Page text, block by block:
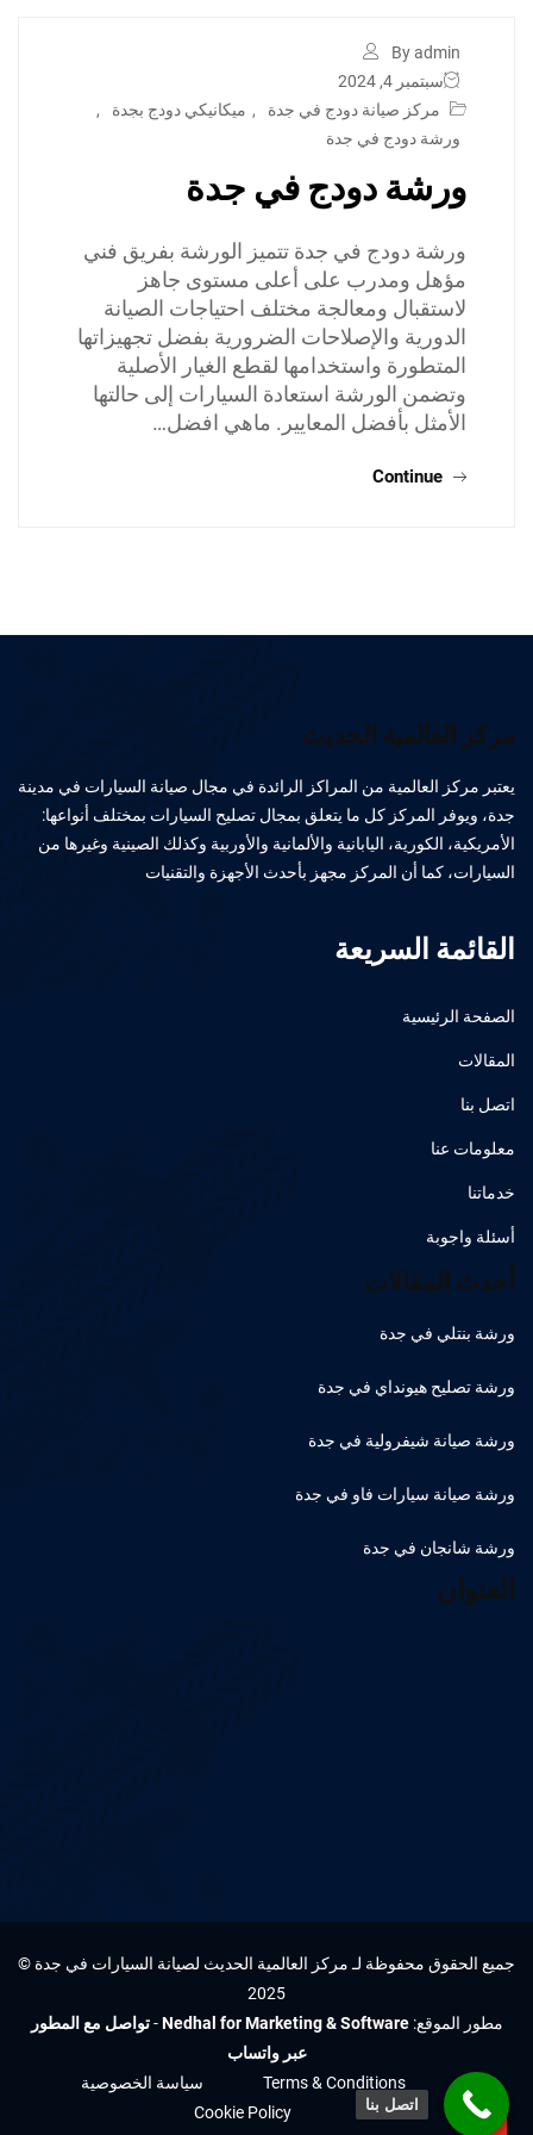
By admin
سبتمبر 4, 2024
مركز صيانة دودج في جدة
, ميكانيكي دودج بجدة
,
ورشة دودج في جدة
ورشة دودج في جدة
ورشة دودج في جدة تتميز الورشة بفريق فني
مؤهل ومدرب على أعلى مستوى جاهز
لاستقبال ومعالجة مختلف احتياجات الصيانة
الدورية والإصلاحات الضرورية بفضل تجهيزاتها
المتطورة واستخدامها لقطع الغيار الأصلية
وتضمن الورشة استعادة السيارات إلى حالتها
الأمثل بأفضل المعايير. ماهي افضل…
Continue
مركز العالمية الحديث
يعتبر مركز العالمية من المراكز الرائدة في مجال صيانة السيارات في مدينة
جدة، ويوفر المركز كل ما يتعلق بمجال تصليح السيارات بمختلف أنواعها:
الأمريكية، الكورية، اليابانية والألمانية والأوربية وكذلك الصينية وغيرها من
السيارات، كما أن المركز مجهز بأحدث الأجهزة والتقنيات
القائمة السريعة
الصفحة الرئيسية
المقالات
اتصل بنا
معلومات عنا
خدماتنا
أسئلة واجوبة
أحدث المقالات
ورشة بنتلي في جدة
ورشة تصليح هيونداي في جدة
ورشة صيانة شيفرولية في جدة
ورشة صيانة سيارات فاو في جدة
ورشة شانجان في جدة
العنوان
جميع الحقوق محفوظة لـ مركز العالمية الحديث لصيانة السيارات في جدة ©
2025
مطور الموقع:Nedhal for Marketing & Software
-تواصل مع المطور
عبر واتساب
Terms & Conditions
سياسة الخصوصية
Cookie Policy
اتصل بنا